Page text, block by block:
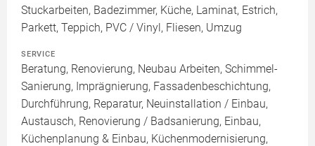
Stuckarbeiten, Badezimmer, Küche, Laminat, Estrich,
Parkett, Teppich, PVC / Vinyl, Fliesen, Umzug
SERVICE
Beratung, Renovierung, Neubau Arbeiten, Schimmel-
Sanierung, Imprägnierung, Fassadenbeschichtung,
Durchführung, Reparatur, Neuinstallation / Einbau,
Austausch, Renovierung / Badsanierung, Einbau,
Küchenplanung & Einbau, Küchenmodernisierung,